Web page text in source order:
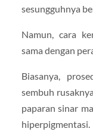
sesungguhnya
Namun, cara
sama dengan
Biasanya,
sembuh
paparan sinar
hiperpigmentasi.